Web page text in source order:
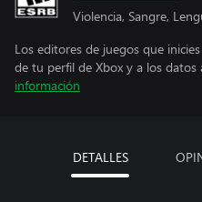
Violencia, Sangre,
Los editores de juegos que
de tu perfil de Xbox y a los datos
información
DETALLES